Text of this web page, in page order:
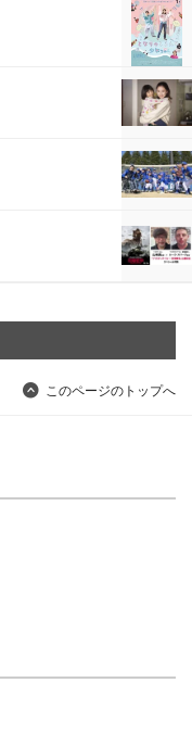
このページのトップへ